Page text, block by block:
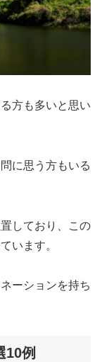
方も多いと思い
に思う方もいる
しており、この
います。
ーションを持ち
10例